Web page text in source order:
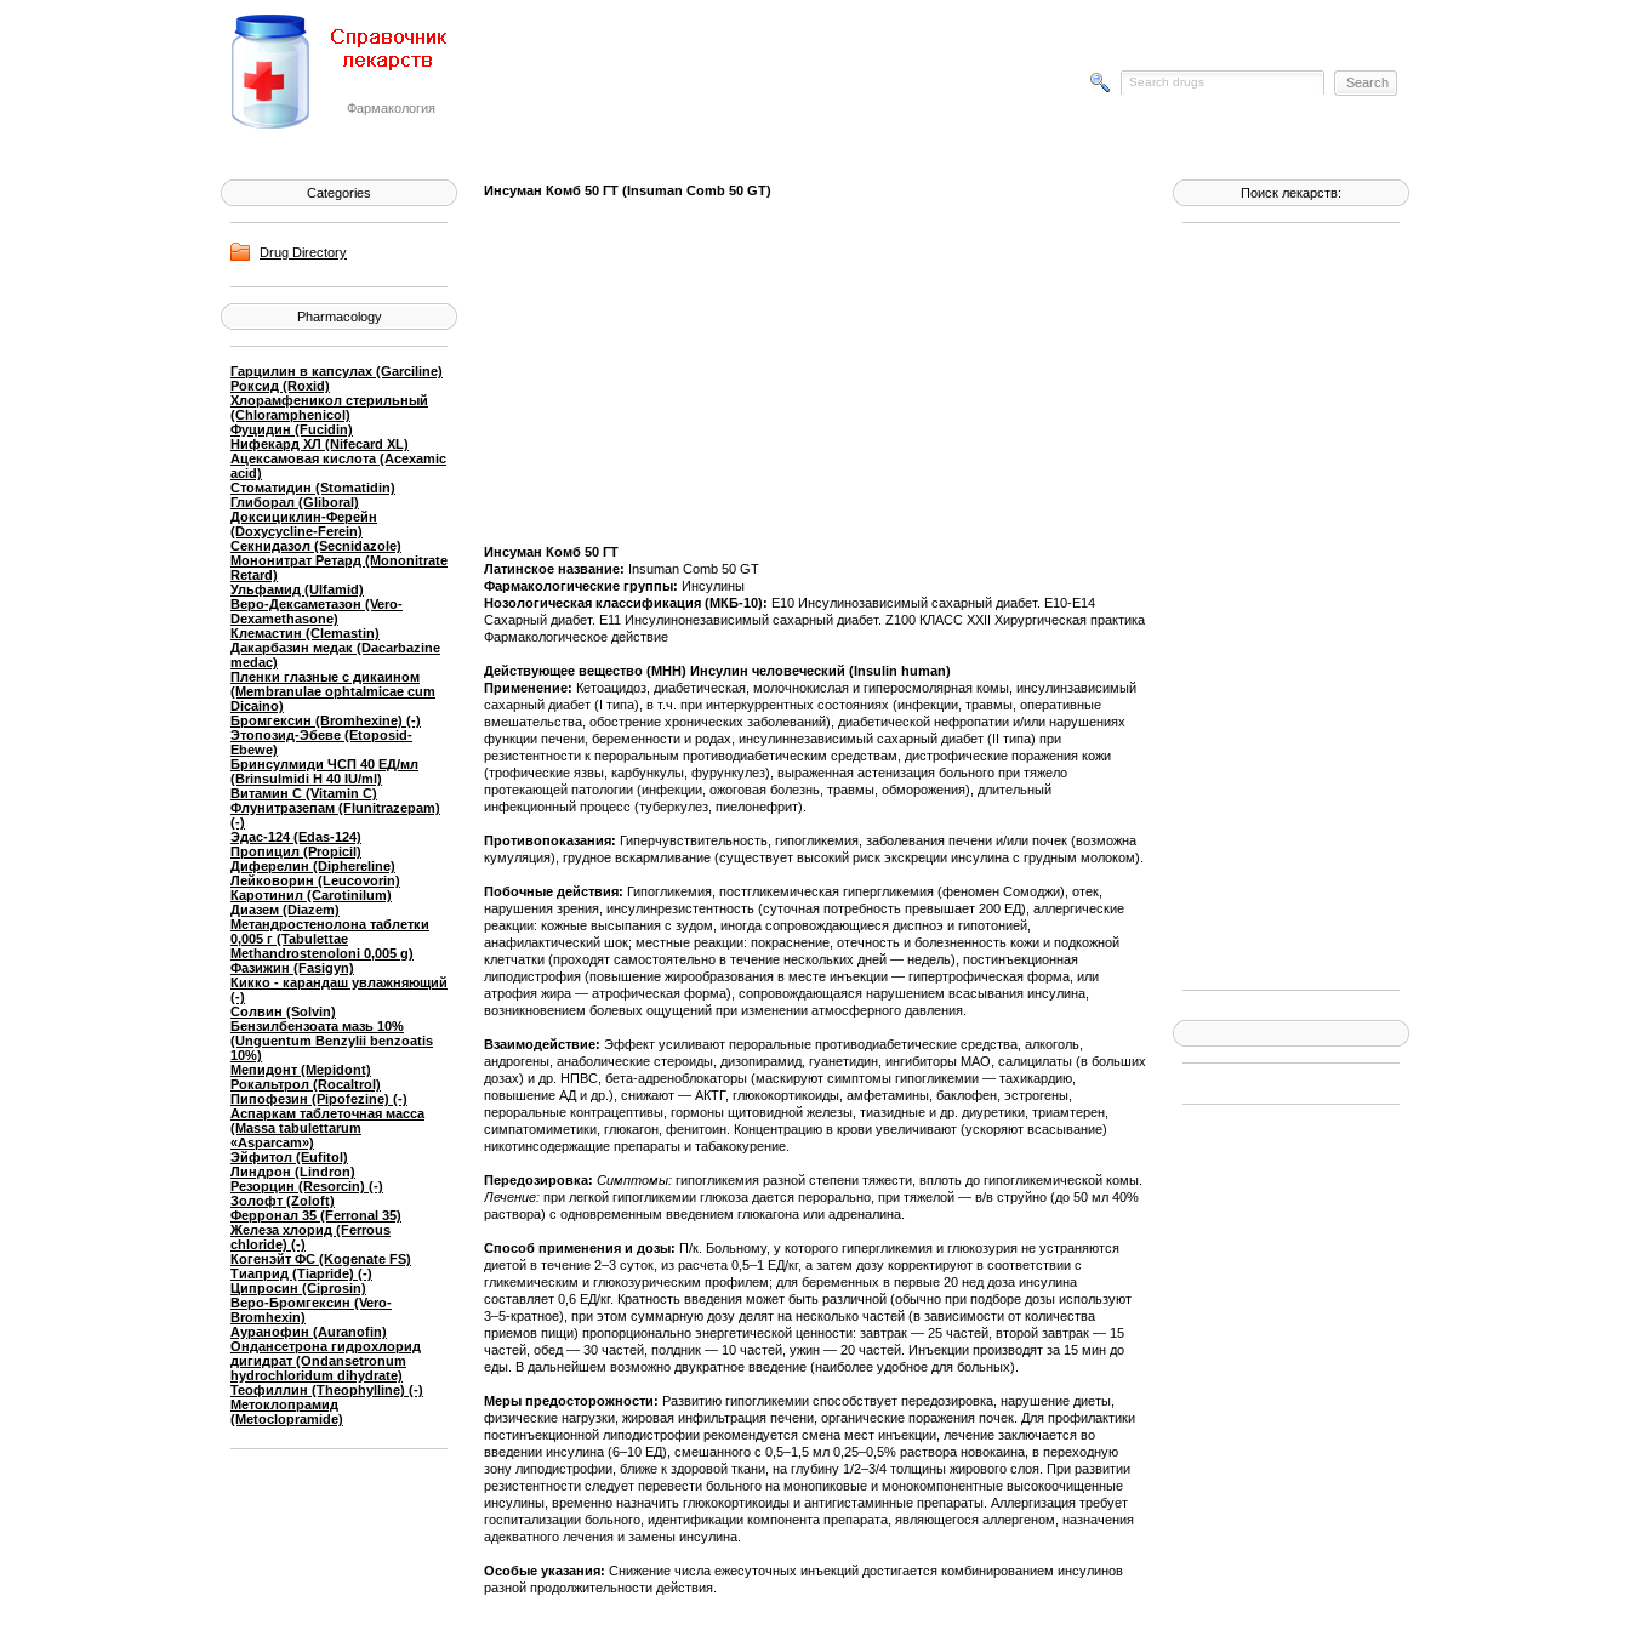
Фармакология
Categories
Drug Directory
Pharmacology
Гарцилин в капсулах (Garciline)
Роксид (Roxid)
Хлорамфеникол стерильный
(Chloramphenicol)
Фуцидин (Fucidin)
Нифекард ХЛ (Nifecard XL)
Ацексамовая кислота (Acexamic
acid)
Стоматидин (Stomatidin)
Глиборал (Gliboral)
Доксициклин-Ферейн
(Doxycyclinе-Ferein)
Секнидазол (Secnidazole)
Мононитрат Ретард (Mononitrate
Retard)
Ульфамид (Ulfamid)
Веро-Дексаметазон (Vero-
Dexamethasone)
Клемастин (Clemastin)
Дакарбазин медак (Dacarbazine
medac)
Пленки глазные с дикаином
(Membranulae ophtalmicae cum
Dicaino)
Бромгексин (Bromhexine) (-)
Этопозид-Эбеве (Etoposid-
Ebewe)
Бринсулмиди ЧСП 40 ЕД/мл
(Brinsulmidi H 40 IU/ml)
Витамин C (Vitamin C)
Флунитразепам (Flunitrazepam)
(-)
Эдас-124 (Edas-124)
Пропицил (Propicil)
Диферелин (Diphereline)
Лейковорин (Leucovorin)
Каротинил (Carotinilum)
Диазем (Diazem)
Метандростенолона таблетки
0,005 г (Tabulettae
Methandrostenoloni 0,005 g)
Фазижин (Fasigyn)
Кикко - карандаш увлажняющий
(-)
Солвин (Solvin)
Бензилбензоата мазь 10%
(Unguentum Benzylii benzoatis
10%)
Мепидонт (Mepidont)
Рокальтрол (Rocaltrol)
Пипофезин (Pipofezine) (-)
Аспаркам таблеточная масса
(Massa tabulettarum
«Asparcam»)
Эйфитол (Eufitol)
Линдрон (Lindron)
Резорцин (Resorcin) (-)
Золофт (Zoloft)
Ферронал 35 (Ferronal 35)
Железа хлорид (Ferrous
chloride) (-)
Когенэйт ФС (Kogenate FS)
Тиаприд (Tiapride) (-)
Ципросин (Ciprosin)
Веро-Бромгексин (Vero-
Bromhexin)
Ауранофин (Auranofin)
Ондансетрона гидрохлорид
дигидрат (Ondansetronum
hydrochloridum dihydrate)
Теофиллин (Theophylline) (-)
Метоклопрамид
(Metoclopramide)
Поиск лекарств:
Инсуман Комб 50 ГТ (Insuman Comb 50 GT)
Инсуман Комб 50 ГТ
Латинское название: Insuman Comb 50 GT
Фармакологические группы: Инсулины
Нозологическая классификация (МКБ-10): E10 Инсулинозависимый сахарный диабет. E10-E14
Сахарный диабет. E11 Инсулинонезависимый сахарный диабет. Z100 КЛАСС XXII Хирургическая практика
Фармакологическое действие
Действующее вещество (МНН) Инсулин человеческий (Insulin human)
Применение: Кетоацидоз, диабетическая, молочнокислая и гиперосмолярная комы, инсулинзависимый
сахарный диабет (I типа), в т.ч. при интеркуррентных состояниях (инфекции, травмы, оперативные
вмешательства, обострение хронических заболеваний), диабетической нефропатии и/или нарушениях
функции печени, беременности и родах, инсулиннезависимый сахарный диабет (II типа) при
резистентности к пероральным противодиабетическим средствам, дистрофические поражения кожи
(трофические язвы, карбункулы, фурункулез), выраженная астенизация больного при тяжело
протекающей патологии (инфекции, ожоговая болезнь, травмы, обморожения), длительный
инфекционный процесс (туберкулез, пиелонефрит).
Противопоказания: Гиперчувствительность, гипогликемия, заболевания печени и/или почек (возможна
кумуляция), грудное вскармливание (существует высокий риск экскреции инсулина с грудным молоком).
Побочные действия: Гипогликемия, постгликемическая гипергликемия (феномен Сомоджи), отек,
нарушения зрения, инсулинрезистентность (суточная потребность превышает 200 ЕД), аллергические
реакции: кожные высыпания с зудом, иногда сопровождающиеся диспноэ и гипотонией,
анафилактический шок; местные реакции: покраснение, отечность и болезненность кожи и подкожной
клетчатки (проходят самостоятельно в течение нескольких дней — недель), постинъекционная
липодистрофия (повышение жирообразования в месте инъекции — гипертрофическая форма, или
атрофия жира — атрофическая форма), сопровождающаяся нарушением всасывания инсулина,
возникновением болевых ощущений при изменении атмосферного давления.
Взаимодействие: Эффект усиливают пероральные противодиабетические средства, алкоголь,
андрогены, анаболические стероиды, дизопирамид, гуанетидин, ингибиторы МАО, салицилаты (в больших
дозах) и др. НПВС, бета-адреноблокаторы (маскируют симптомы гипогликемии — тахикардию,
повышение АД и др.), снижают — АКТГ, глюкокортикоиды, амфетамины, баклофен, эстрогены,
пероральные контрацептивы, гормоны щитовидной железы, тиазидные и др. диуретики, триамтерен,
симпатомиметики, глюкагон, фенитоин. Концентрацию в крови увеличивают (ускоряют всасывание)
никотинсодержащие препараты и табакокурение.
Передозировка: Симптомы: гипогликемия разной степени тяжести, вплоть до гипогликемической комы.
Лечение: при легкой гипогликемии глюкоза дается перорально, при тяжелой — в/в струйно (до 50 мл 40%
раствора) с одновременным введением глюкагона или адреналина.
Способ применения и дозы: П/к. Больному, у которого гипергликемия и глюкозурия не устраняются
диетой в течение 2–3 суток, из расчета 0,5–1 ЕД/кг, а затем дозу корректируют в соответствии с
гликемическим и глюкозурическим профилем; для беременных в первые 20 нед доза инсулина
составляет 0,6 ЕД/кг. Кратность введения может быть различной (обычно при подборе дозы используют
3–5-кратное), при этом суммарную дозу делят на несколько частей (в зависимости от количества
приемов пищи) пропорционально энергетической ценности: завтрак — 25 частей, второй завтрак — 15
частей, обед — 30 частей, полдник — 10 частей, ужин — 20 частей. Инъекции производят за 15 мин до
еды. В дальнейшем возможно двукратное введение (наиболее удобное для больных).
Меры предосторожности: Развитию гипогликемии способствует передозировка, нарушение диеты,
физические нагрузки, жировая инфильтрация печени, органические поражения почек. Для профилактики
постинъекционной липодистрофии рекомендуется смена мест инъекции, лечение заключается во
введении инсулина (6–10 ЕД), смешанного с 0,5–1,5 мл 0,25–0,5% раствора новокаина, в переходную
зону липодистрофии, ближе к здоровой ткани, на глубину 1/2–3/4 толщины жирового слоя. При развитии
резистентности следует перевести больного на монопиковые и монокомпонентные высокоочищенные
инсулины, временно назначить глюкокортикоиды и антигистаминные препараты. Аллергизация требует
госпитализации больного, идентификации компонента препарата, являющегося аллергеном, назначения
адекватного лечения и замены инсулина.
Особые указания: Снижение числа ежесуточных инъекций достигается комбинированием инсулинов
разной продолжительности действия.